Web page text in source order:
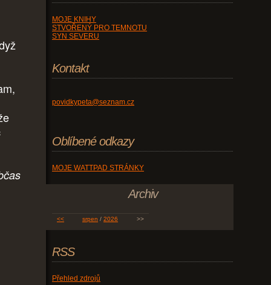
MOJE KNIHY
STVOŘENÝ PRO TEMNOTU
SYN SEVERU
Kontakt
povidkypeta@seznam.cz
Oblíbené odkazy
MOJE WATTPAD STRÁNKY
Archiv
<< srpen / 2026 >>
RSS
Přehled zdrojů